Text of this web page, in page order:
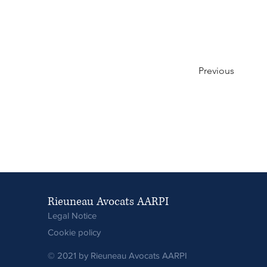
Previous
Rieuneau Avocats AARPI
Legal Notice
Cookie policy
© 2021 by Rieuneau Avocats AARPI